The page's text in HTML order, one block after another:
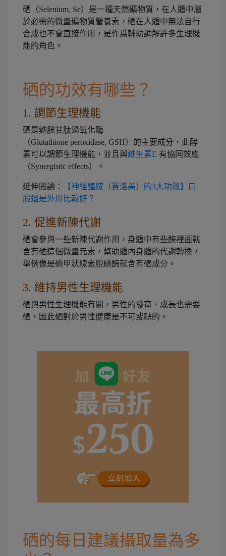
硒（Selenium, Se）是一種天然礦物質，在人體中屬
於必需的微量礦物質營養素，硒在人體中無法自行
合成也不會直接作用，是作爲輔助調解許多生理機
能的角色。
硒的功效有哪些？
1. 調節生理機能
硒是麩胱甘肽過氧化酶
（Glutathione peroxidase, GSH）的主要成分，此酵
素可以調節生理機能，並且與維生素E 有協同效應
（Synergistic effects）。
延伸閱讀：
【神經醯胺（賽洛美）的3大功效】口
服還是外用比較好？
2. 促進新陳代謝
硒會參與一些新陳代謝作用，身體中有些酶裡面就
含有硒這個微量元素，幫助體內身體的代謝轉換，
舉例像是碘甲狀腺素脫碘酶就含有硒成分。
3. 維持男性生理機能
硒與男性生理機能有關，男性的發育、成長也需要
硒，因此硒對於男性健康是不可或缺的。
硒的每日建議攝取量為多